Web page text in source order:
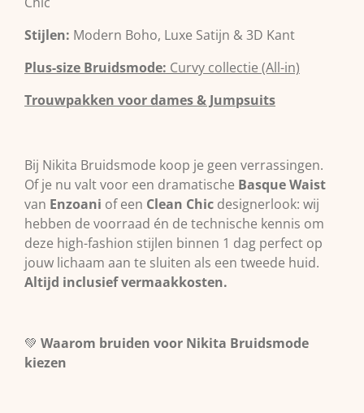
Stijlen: Modern Boho, Luxe Satijn & 3D Kant
Plus-size Bruidsmode: Curvy collectie (All-in)
Trouwpakken voor dames & Jumpsuits
Bij Nikita Bruidsmode koop je geen verrassingen.
Of je nu valt voor een dramatische Basque Waist
van Enzoani of een Clean Chic designerlook: wij
hebben de voorraad én de technische kennis om
deze high-fashion stijlen binnen 1 dag perfect op
jouw lichaam aan te sluiten als een tweede huid.
Altijd inclusief vermaakkosten.
💚 Waarom bruiden voor Nikita Bruidsmode
kiezen